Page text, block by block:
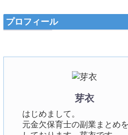
プロフィール
芽衣
はじめまして。
元金欠保育士の副業まとめ